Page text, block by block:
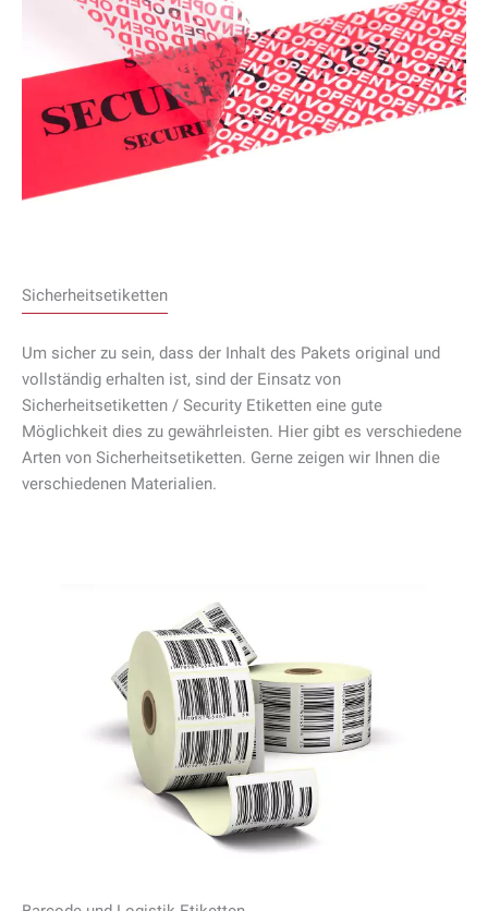
Sicherheitsetiketten
Um sicher zu sein, dass der Inhalt des Pakets original und
vollständig erhalten ist, sind der Einsatz von
Sicherheitsetiketten / Security Etiketten eine gute
Möglichkeit dies zu gewährleisten. Hier gibt es verschiedene
Arten von Sicherheitsetiketten. Gerne zeigen wir Ihnen die
verschiedenen Materialien.